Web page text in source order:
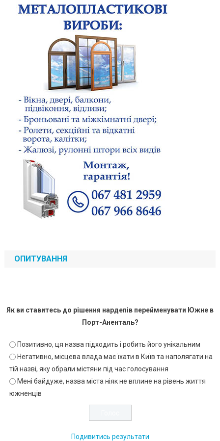
ОПИТУВАННЯ
Як ви ставитесь до рішення нардепів перейменувати Южне в
Порт-Аненталь?
Позитивно, ця назва підходить і робить його унікальним
Негативно, місцева влада має їхати в Київ та наполягати на
тій назві, яку обрали містяни під час голосування
Мені байдуже, назва міста ніяк не вплине на рівень життя
южненців
Подивитись результати